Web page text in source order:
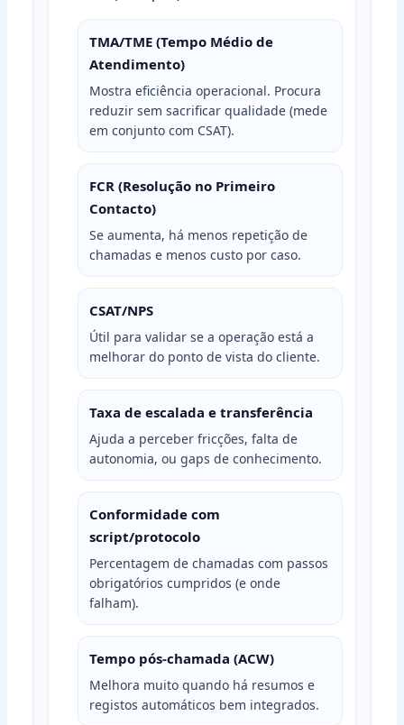
TMA/TME (Tempo Médio de
Atendimento)
Mostra eficiência operacional. Procura
reduzir sem sacrificar qualidade (mede
em conjunto com CSAT).
FCR (Resolução no Primeiro
Contacto)
Se aumenta, há menos repetição de
chamadas e menos custo por caso.
CSAT/NPS
Útil para validar se a operação está a
melhorar do ponto de vista do cliente.
Taxa de escalada e transferência
Ajuda a perceber fricções, falta de
autonomia, ou gaps de conhecimento.
Conformidade com
script/protocolo
Percentagem de chamadas com passos
obrigatórios cumpridos (e onde
falham).
Tempo pós‑chamada (ACW)
Melhora muito quando há resumos e
registos automáticos bem integrados.